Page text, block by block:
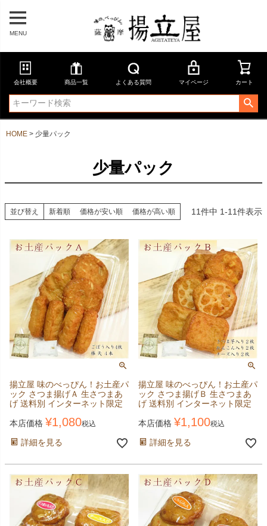
MENU
会社概要 商品一覧 よくある質問 マイページ カート
HOME 少量パック
少量パック
並び替え 新着順 価格が安い順 価格が高い順 11件中 1-11件表示
揚立屋 味のべっぴん！お土産パ
ック さつま揚げＡ 生さつまあ
げ 送料別 インターネット限定
本店価格 ¥1,080税込
詳細を見る
揚立屋 味のべっぴん！お土産パ
ック さつま揚げＢ 生さつまあ
げ 送料別 インターネット限定
本店価格 ¥1,100税込
詳細を見る